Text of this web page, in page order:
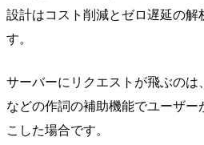
設計はコスト削減とゼロ遅延の解
す。
サーバーにリクエストが飛ぶの
などの作詞の補助機能でユーザ
こした場合です。